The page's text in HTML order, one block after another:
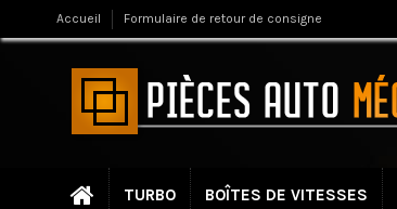
Accueil Formulaire de retour de consigne
TURBO BOÎTES DE VITESSES